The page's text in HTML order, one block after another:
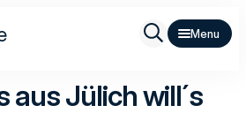
aus Jülich will´s